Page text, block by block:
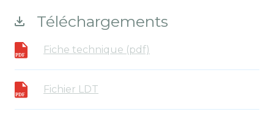
Téléchargements
Fiche technique (pdf)
Fichier LDT